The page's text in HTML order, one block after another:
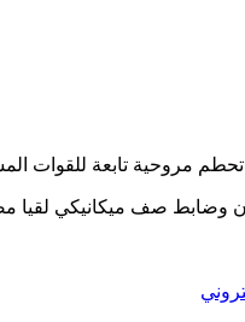
تابعة للقوات
وضابط صف ميكانيكي لقيا